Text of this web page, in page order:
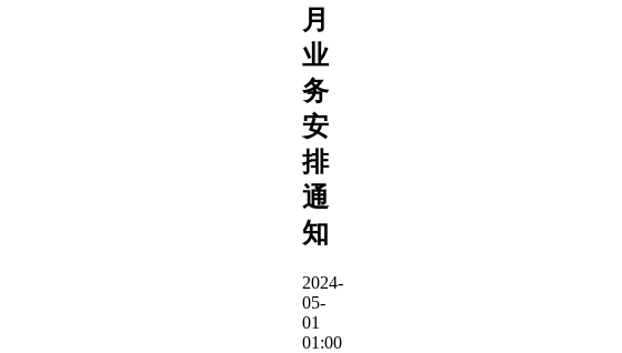
月
业
务
安
排
通
知
2024-
05-
01
01:00